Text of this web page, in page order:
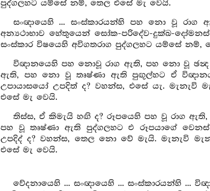
පුද්ගලහට යම්සේ නම්, තෙල එසේ මැ වෙයි.
සංඥායෙහි ... සංස්කාරයන්හි පහ නො වූ
අන්‍යථාභාව හේතුයෙන් සෝක-පරිදේව-දුක්ඛ-
සංස්කාර විෂයෙහි අවිගතරාග පුද්ගලහට යම්සේ නම්,
විඥානයෙහි පහ නොවූ රාග ඇති, පහ නො වූ
ඇති, පහ නො වූ තෘෂ්ණා ඇති පුඟුල්හට ඒ
උපායාසයෝ උපදිත් ද? වහන්ස, එසේ යැ. මැනැවි
එසේ මැ වෙයි.
තිස්ස, ඒ කිමැයි හඟි ද? රූපයෙහි පහ වූ රාග ඇති,
පහ වූ තෘෂ්ණා ඇති පුද්ගලහට එ රූපයාගේ
උපදිද් ද? වහන්ස, තෙල නො වේ මැයි. මැනැවි
එසේ මැ වෙයි.
වේදනායෙහි ... සංඥායෙහි ... සංස්කාරයන්හි ...